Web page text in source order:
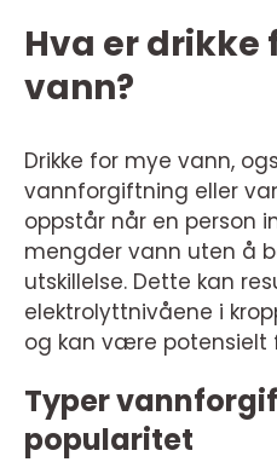
Hva er drikke
vann?
Drikke for mye vann,
vannforgiftning eller
oppstår når en person
mengder vann uten å
utskillelse. Dette kan
elektrolyttnivåene i
og kan være potensielt
Typer
popularitet